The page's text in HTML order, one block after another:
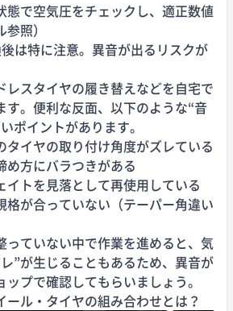
態で空気圧をチェックし、適正数値
照）
は特に注意。異音が出るリスクが
レスタイヤの履き替えなどを自宅で
す。便利な反面、以下のような“音
ポイントがあります。
タイヤの取り付け角度がズレている
め方にバラつきがある
イトを見落として再使用している
格が合っていない（テーパー角違い
っていない中で作業を進めると、気
”が生じることもあるため、異音が
プで確認してもらいましょう。
ール・タイヤの組み合わせとは？